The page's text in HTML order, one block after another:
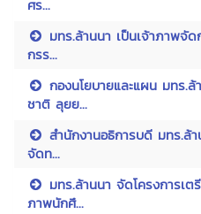
ศร...
มทร.ล้านนา เป็นเจ้าภาพจั
กรร...
กองนโยบายและแผน มทร.
ชาติ ลุยย...
สำนักงานอธิการบดี มทร.ล้
จัดท...
มทร.ล้านนา จัดโครงการเ
ภาพนักศึ...